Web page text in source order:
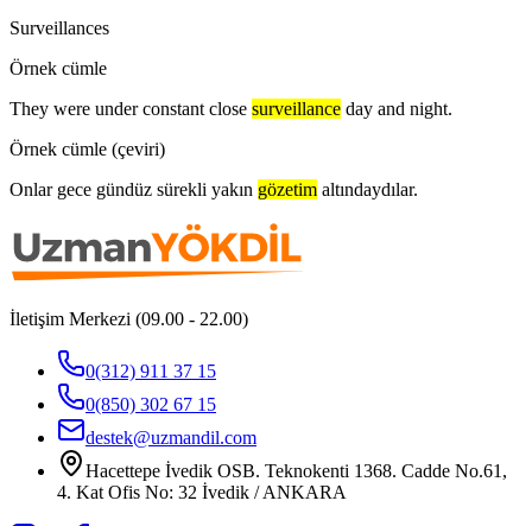
Surveillances
Örnek cümle
They were under constant close surveillance day and night.
Örnek cümle (çeviri)
Onlar gece gündüz sürekli yakın gözetim altındaydılar.
İletişim Merkezi (09.00 - 22.00)
0(312) 911 37 15
0(850) 302 67 15
destek@uzmandil.com
Hacettepe İvedik OSB. Teknokenti 1368. Cadde No.61,
4. Kat Ofis No: 32 İvedik / ANKARA